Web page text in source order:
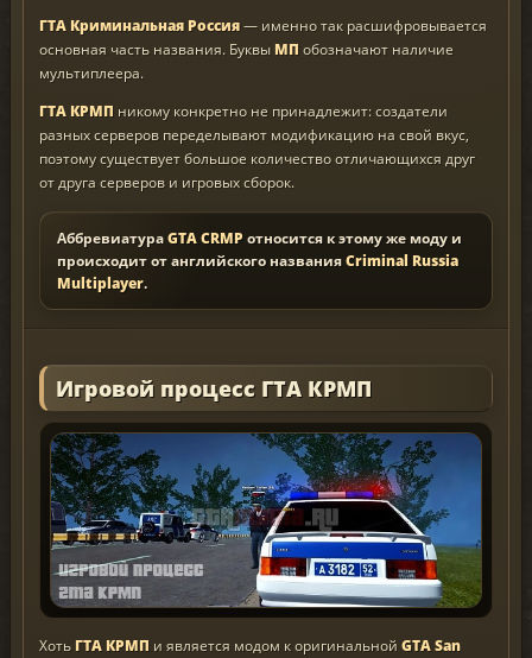
ГТА Криминальная Россия— именно так расшифровывается
основная часть названия. Буквы МП обозначают наличие
мультиплеера.
ГТА КРМП никому конкретно не принадлежит: создатели
разных серверов переделывают модификацию на свой вкус,
поэтому существует большое количество отличающихся друг
от друга серверов и игровых сборок.
АббревиатураGTA CRMP относится к этому же моду и
происходит от английского названияCriminal Russia
Multiplayer.
Игровой процесс ГТА КРМП
Хоть ГТА КРМП и является модом к оригинальной GTA San